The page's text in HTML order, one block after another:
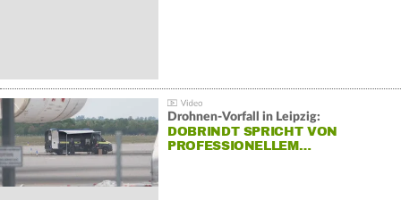
Drohnen-Vorfall in Leipzig:
DOBRINDT SPRICHT VON
PROFESSIONELLEM…